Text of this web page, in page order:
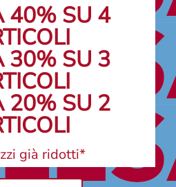
40% SU 4
30% SU 3
20% SU 2
già ridotti*